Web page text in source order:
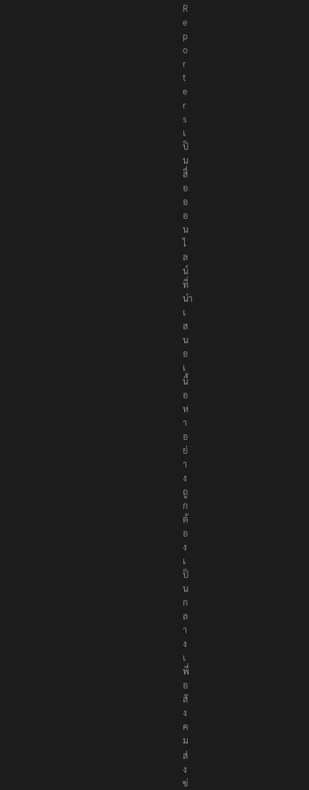
R
e
p
o
r
t
e
r
s
เ
ป็
น
สื่
อ
อ
อ
น
ไ
ล
น์
ที่
นำ
เ
ส
น
อ
เ
นื้
อ
ห
า
อ
ย่
า
ง
ถู
ก
ต้
อ
ง
เ
ป็
น
ก
ล
า
ง
เ
พื่
อ
สั
ง
ค
ม
ส่
ง
ข่